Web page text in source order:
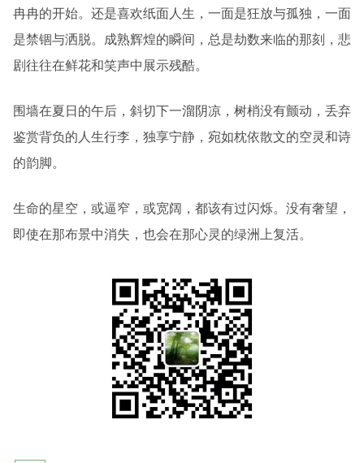
冉冉的开始。还是喜欢纸面人生，一面是狂放与孤独，一面
是禁锢与洒脱。成熟辉煌的瞬间，总是劫数来临的那刻，悲
剧往往在鲜花和笑声中展示残酷。
围墙在夏日的午后，斜切下一溜阴凉，树梢没有颤动，丢弃
鉴赏背负的人生行李，独享宁静，宛如枕依散文的空灵和诗
的韵脚。
生命的星空，或逼窄，或宽阔，都该有过闪烁。没有奢望，
即使在那布景中消失，也会在那心灵的绿洲上复活。